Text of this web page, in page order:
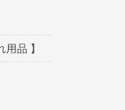
品 】